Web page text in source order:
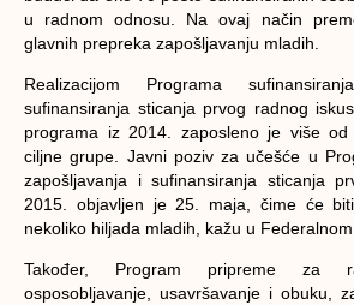
u radnom odnosu. Na ovaj način
glavnih prepreka zapošljavanju mladih.
Realizacijom Programa
sufinansiranja sticanja prvog radnog
programa iz 2014. zaposleno je više
ciljne grupe. Javni poziv za učešće u
zapošljavanja i sufinansiranja sticanja
2015. objavljen je 25. maja, čime će
nekoliko hiljada mladih, kažu u Federalnom
Također, Program pripreme za
osposobljavanje, usavršavanje i obuku,